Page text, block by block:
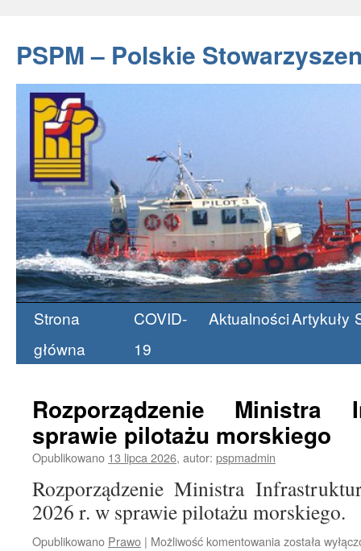
PSPM – Polskie
Przeskocz
do
Strona
główna
COVID-
19
AktualnościArtykuły
Rozporządzenie Ministra
sprawie pilotażu morskiego
Opublikowano 13 lipca 2026, autor: pspmadmin
Rozporządzenie Ministra
2026 r. w sprawie pilotażu morskiego.
Opublikowano Prawo | Możliwość komentowania została